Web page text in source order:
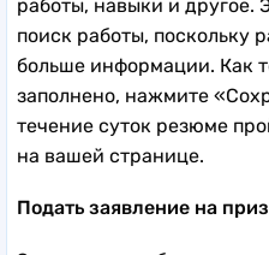
работы, навыки и другое.
поиск работы, поскольку
больше информации. Как
заполнено, нажмите
течение суток резюме
на вашей странице.
Подать заявление на